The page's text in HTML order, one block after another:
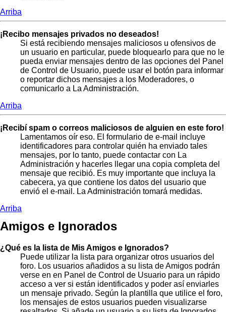
Arriba
¡Recibo mensajes privados no deseados!
Si está recibiendo mensajes maliciosos u ofensivos de
un usuario en particular, puede bloquearlo para que no le
pueda enviar mensajes dentro de las opciones del Panel
de Control de Usuario, puede usar el botón para informar
o reportar dichos mensajes a los Moderadores, o
comunicarlo a La Administración.
Arriba
¡Recibí spam o correos maliciosos de alguien en este foro!
Lamentamos oír eso. El formulario de e-mail incluye
identificadores para controlar quién ha enviado tales
mensajes, por lo tanto, puede contactar con La
Administración y hacerles llegar una copia completa del
mensaje que recibió. Es muy importante que incluya la
cabecera, ya que contiene los datos del usuario que
envió el e-mail. La Administración tomará medidas.
Arriba
Amigos e Ignorados
¿Qué es la lista de Mis Amigos e Ignorados?
Puede utilizar la lista para organizar otros usuarios del
foro. Los usuarios añadidos a su lista de Amigos podrán
verse en en Panel de Control de Usuario para un rápido
acceso a ver si están identificados y poder así enviarles
un mensaje privado. Según la plantilla que utilice el foro,
los mensajes de estos usuarios pueden visualizarse